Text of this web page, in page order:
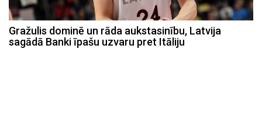
Gražulis dominē un rāda aukstasinību, Latvija
sagādā Banki īpašu uzvaru pret Itāliju